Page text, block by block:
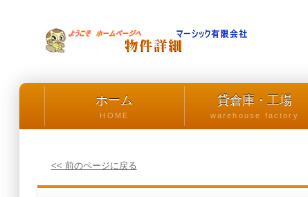
ホーム
HOME
貸倉庫・工場
warehouse factory
<< 前のページに戻る